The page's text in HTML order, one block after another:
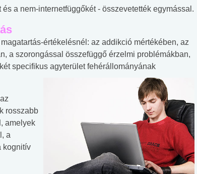
a nem-internetfüggőkét - összevetették egymással.
értékelésnél: az addikció mértékében, az
a szorongással összefüggő érzelmi problémákban,
specifikus agyterület fehérállományának
rosszabb
amelyek
a
kognitív